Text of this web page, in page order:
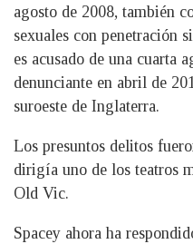
agosto de 2008, también
sexuales con penetración
es acusado de una cuarta
denunciante en abril de
suroeste de Inglaterra.
Los presuntos delitos
dirigía uno de los teatros
Old Vic.
Spacey ahora ha